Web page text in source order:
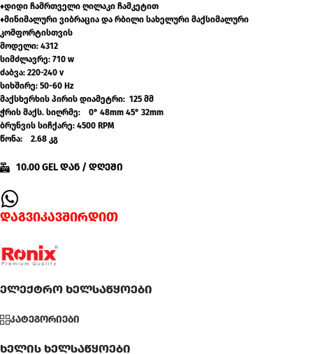
♦დიდი ჩამრთველი ღილაკი ჩამკეტით
♦მინიმალური ვიბრაცია და რბილი სახელური მაქსიმალური
კომფორტისთვის
მოდელი: 4312
სიმძლავრე: 710 w
ძაბვა: 220-240 v
სიხშირე: 50-60 Hz
მაქსხერხის პირის დიამეტრი: 125 მმ
ჭრის მაქს. სიღრმე: 0° 48mm 45° 32mm
ბრუნვის სიჩქარე: 4500 RPM
წონა: 2.68 კგ
10.00 GEL დან / დღეში
დაგვიკავშირდით
ელექტრო ხელსაწყოები
კატეგორიები
ხელის ხელსაწყოები